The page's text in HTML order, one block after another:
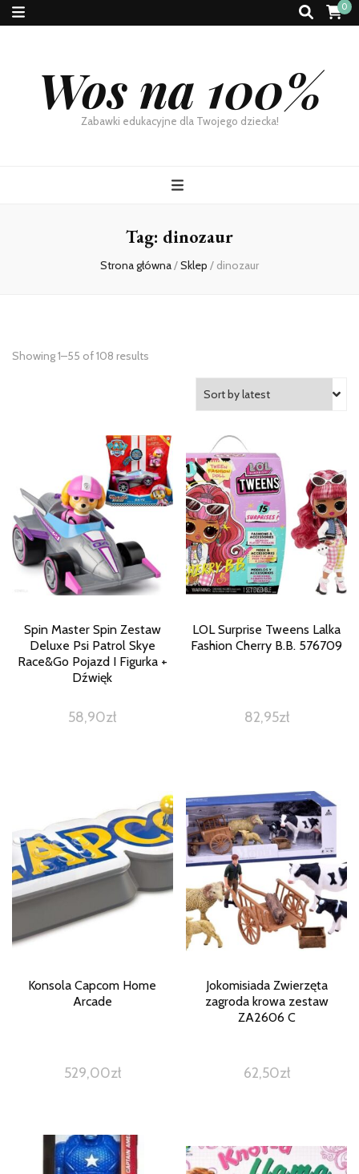
0
Wos na 100%
Zabawki edukacyjne dla Twojego dziecka!
Tag: dinozaur
Strona główna/Sklep / dinozaur
Showing 1–55 of 108 results
Spin Master Spin Zestaw
Deluxe Psi Patrol Skye
Race&Go Pojazd I Figurka +
Dźwięk
58,90zł
LOL Surprise Tweens Lalka
Fashion Cherry B.B. 576709
82,95zł
Konsola Capcom Home
Arcade
529,00zł
Jokomisiada Zwierzęta
zagroda krowa zestaw
ZA2606 C
62,50zł